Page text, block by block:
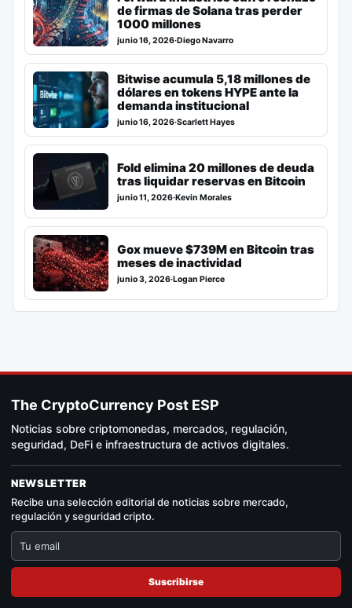
de firmas de Solana tras perder
1000 millones
junio 16, 2026·Diego Navarro
Bitwise acumula 5,18 millones de
dólares en tokens HYPE ante la
demanda institucional
junio 16, 2026·Scarlett Hayes
Fold elimina 20 millones de deuda
tras liquidar reservas en Bitcoin
junio 11, 2026·Kevin Morales
Gox mueve $739M en Bitcoin tras
meses de inactividad
junio 3, 2026·Logan Pierce
The CryptoCurrency Post ESP
Noticias sobre criptomonedas, mercados, regulación,
seguridad, DeFi e infraestructura de activos digitales.
NEWSLETTER
Recibe una selección editorial de noticias sobre mercado,
regulación y seguridad cripto.
Suscribirse